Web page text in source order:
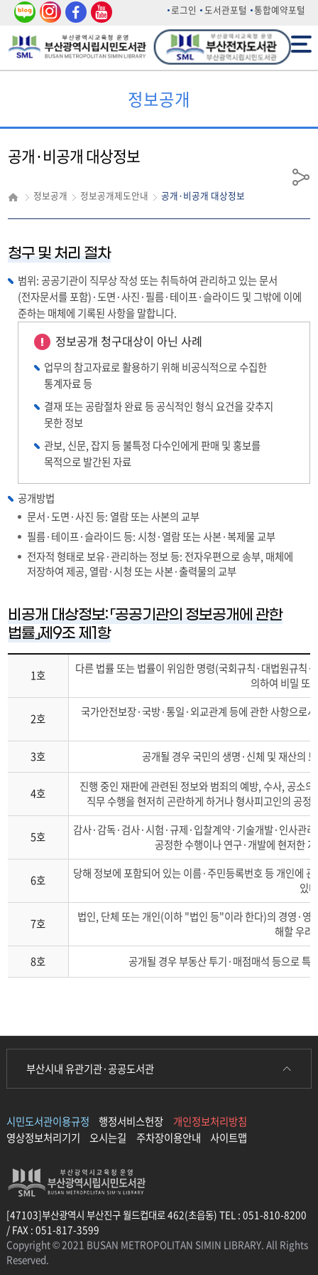
네이
버 블
로그
인스
타그
페이
스북
유튜
브
로그인 도서관포털 통합예약포털
전체메뉴
정보공개
공개·비공개 대상정보
정보공개 정보공개제도안내 공개·비공개 대상정보
공
청구 및 처리 절차
범위: 공공기관이 직무상 작성 또는 취득하여 관리하고 있는 문서
(전자문서를 포함)·도면·사진·필름·테이프·슬라이드 및 그밖에 이에
준하는 매체에 기록된 사항을 말합니다.
정보공개 청구대상이 아닌 사례
업무의 참고자료로 활용하기 위해 비공식적으로 수집한
통계자료 등
결재 또는 공람절차 완료 등 공식적인 형식 요건을 갖추지
못한 정보
관보, 신문, 잡지 등 불특정 다수인에게 판매 및 홍보를
목적으로 발간된 자료
공개방법
문서·도면·사진 등: 열람 또는 사본의 교부
필름·테이프·슬라이드 등: 시청·열람 또는 사본·복제물 교부
전자적 형태로 보유·관리하는 정보 등: 전자우편으로 송부, 매체에
저장하여 제공, 열람·시청 또는 사본·출력물의 교부
비공개 대상정보: 「공공기관의 정보공개에 관한
법률」제9조 제1항
대상정보:
제1항
1호
다른 법률 또는 법률이 위임한 명령(국회규칙·대법원규칙
의하여 비밀 또
2호 국가안전보장·국방·통일·외교관계 등에 관한 사항으로
3호 공개될 경우 국민의 생명·신체 및 재산의
4호
진행 중인 재판에 관련된 정보와 범죄의 예방, 수사, 공소
직무 수행을 현저히 곤란하게 하거나 형사피고인의 공
5호
감사·감독·검사·시험·규제·입찰계약·기술개발·인사관
공정한 수행이나 연구·개발에 현저한
6호
당해 정보에 포함되어 있는 이름·주민등록번호 등 개인에
있
7호
법인, 단체 또는 개인(이하 "법인 등"이라 한다)의 경영·영
해할 우려
8호
공개될 경우 부동산 투기·매점매석 등으로 특
부산시내 유관기관·공공도서관
시민도서관이용규정 행정서비스헌장
개인정보처리방침
영상정보처리기기
오시는길 주차장이용안내 사이트맵
[47103]부산광역시 부산진구 월드컵대로 462(초읍동) TEL : 051-810-8200
/ FAX : 051-817-3599
Copyright © 2021 BUSAN METROPOLITAN SIMIN LIBRARY. All Rights
Reserved.